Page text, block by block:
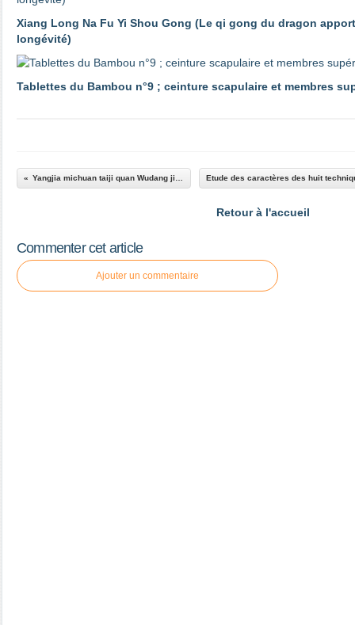
Xiang Long Na Fu Yi Shou Gong (Le qi gong du dragon
longévité)
Tablettes du Bambou n°9 ; ceinture scapulaire et membres
Retour à l'accueil
Commenter cet article
Ajouter un commentaire